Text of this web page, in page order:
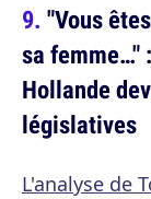
"Vous
sa femme…"
Hollande
législatives
L'analyse de